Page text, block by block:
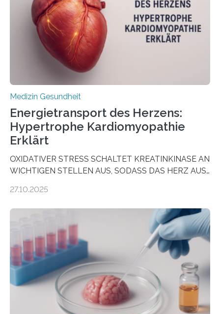
wirken. Dabei wurde ein Eiweiß identifiziert, das künftig
als Biomarker für die Wahl der passenden Therapie
dienen könnte. Darmkrebs zählt weltweit zu den
häufigsten Krebsarten und stellt…
Medizin Gesundheit
Energietransport des Herzens:
Hypertrophe Kardiomyopathie
Erklärt
OXIDATIVER STRESS SCHALTET KREATINKINASE AN
WICHTIGEN STELLEN AUS, SODASS DAS HERZ AUS
aus dem Deutschen Zentrum für Herzinsuffizienz
im Journal Circulation, warum der Energietransport bei
der Hypertrophen Kardiomyopathie (HCM) versagen
kann und wie sich durch eine Verringerung der
Herzbelastung und des oxidativen Stresses
Rhythmusstörungen reduzieren lassen. Würzburg. Die
hypertrophe Kardiomyopathie (HCM) ist die häufigste
erblich bedingte Herzerkrankung. Sie führt dazu, dass
sich die linke Herzkammer verdickt, der Herzmuskel zu
stark kontrahiert…
27.10.2025